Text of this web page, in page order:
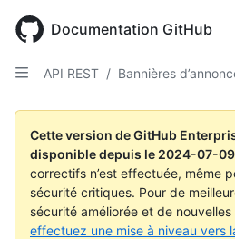
main
content
Documentation GitHub
API REST / Bannières
Cette version de GitHub
disponible depuis le 2024-07-09
correctifs n’est effectuée, même
sécurité critiques. Pour de
sécurité améliorée et de
effectuez une mise à niveau vers